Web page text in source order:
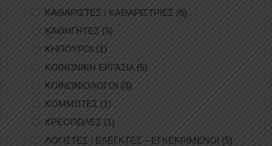
ΚΑΘΑΡΙΣΤΕΣ / ΚΑΘΑΡΙΣΤΡΙΕΣ (6)
ΚΑΘΗΓΗΤΕΣ (5)
ΚΗΠΟΥΡΟΙ (1)
ΚΟΙΝΩΝΙΚΗ ΕΡΓΑΣΙΑ(5)
ΚΟΙΝΩΝΙΟΛΟΓΟΙ (3)
ΚΟΜΜΩΤΕΣ (1)
ΚΡΕΟΠΩΛΕΣ (1)
ΛΟΓΙΣΤΕΣ / ΕΛΕΓΚΤΕΣ – ΕΓΚΕΚΡΙΜΕΝΟΙ (5)